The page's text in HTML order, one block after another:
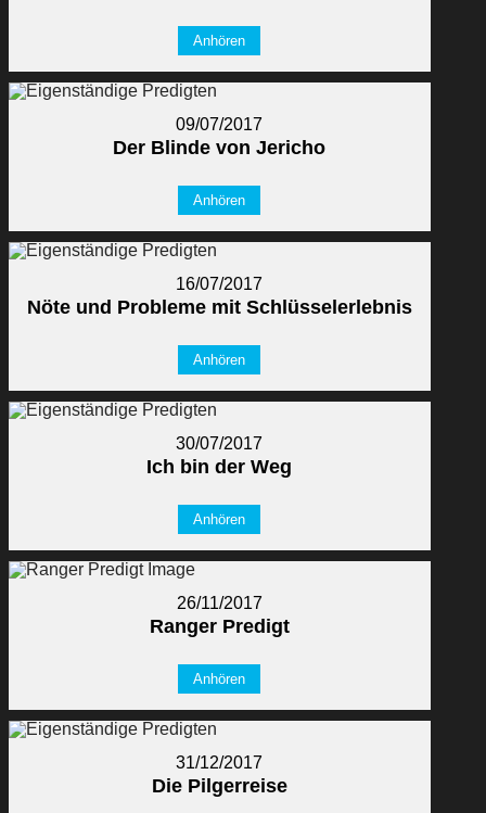
Anhören
09/07/2017
Der Blinde von Jericho
Anhören
16/07/2017
Nöte und Probleme mit Schlüsselerlebnis
Anhören
30/07/2017
Ich bin der Weg
Anhören
26/11/2017
Ranger Predigt
Anhören
31/12/2017
Die Pilgerreise